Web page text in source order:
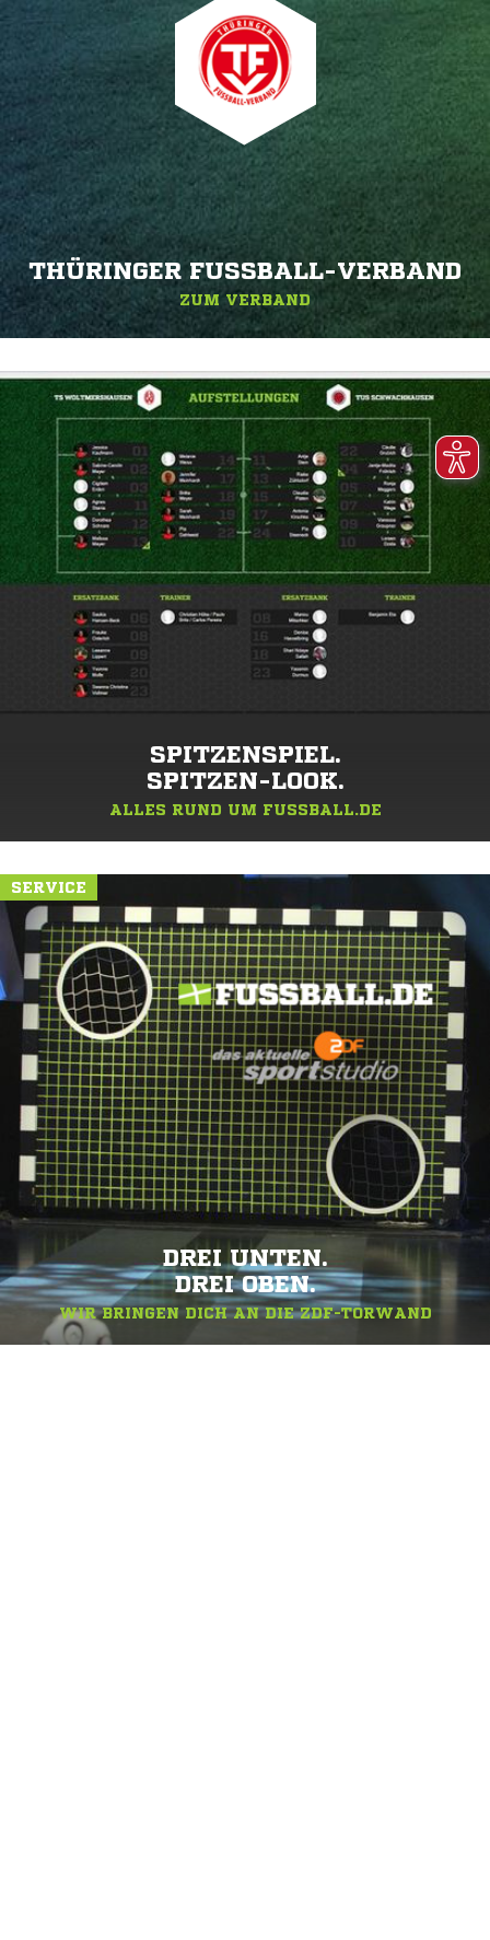
THÜRINGER FUSSBALL-VERBAND
ZUM VERBAND
SPITZENSPIEL.
SPITZEN-LOOK.
ALLES RUND UM FUSSBALL.DE
SERVICE
DREI UNTEN.
DREI OBEN.
WIR BRINGEN DICH AN DIE ZDF-TORWAND